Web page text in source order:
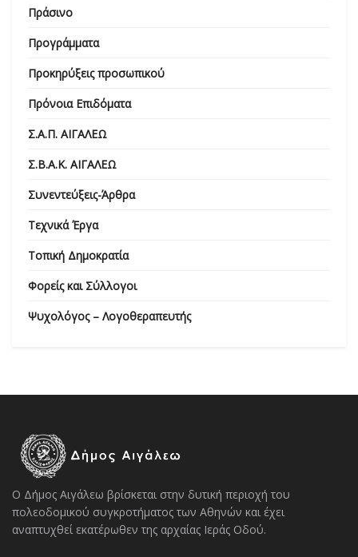
Πράσινο
Προγράμματα
Προκηρύξεις προσωπικού
Πρόνοια Επιδόματα
Σ.Α.Π. ΑΙΓΑΛΕΩ
Σ.Β.Α.Κ. ΑΙΓΑΛΕΩ
Συνεντεύξεις-Άρθρα
Τεχνικά Έργα
Τοπική Δημοκρατία
Φορείς και Σύλλογοι
Ψυχολόγος – Λογοθεραπευτής
Ο Δήμος Αιγάλεω βρίσκεται στην δυτική περιοχή του
πολεοδομικού συγκροτήματος των Αθηνών και έχει
αναπτυχθεί εκατέρωθεν της αρχαίας Ιεράς Οδού.